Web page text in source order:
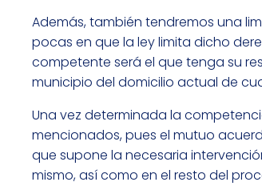
Además, también tendremos una
pocas en que la ley limita dicho
competente será el que tenga su
municipio del domicilio actual de
Una vez determinada la
mencionados, pues el mutuo
que supone la necesaria
mismo, así como en el resto del